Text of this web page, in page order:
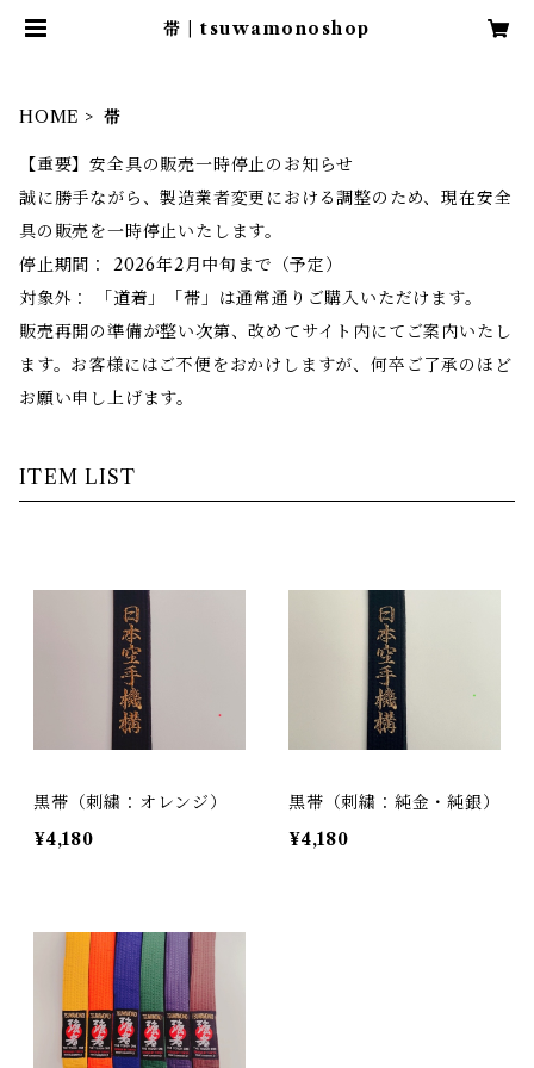
帯 | tsuwamonoshop
HOME 帯
【重要】安全具の販売一時停止のお知らせ
誠に勝手ながら、製造業者変更における調整のため、現在安全
具の販売を一時停止いたします。
停止期間： 2026年2月中旬まで（予定）
対象外： 「道着」「帯」は通常通りご購入いただけます。
販売再開の準備が整い次第、改めてサイト内にてご案内いたし
ます。お客様にはご不便をおかけしますが、何卒ご了承のほど
お願い申し上げます。
ITEM LIST
黒帯（刺繍：オレンジ）
¥4,180
黒帯（刺繍：純金・純銀）
¥4,180